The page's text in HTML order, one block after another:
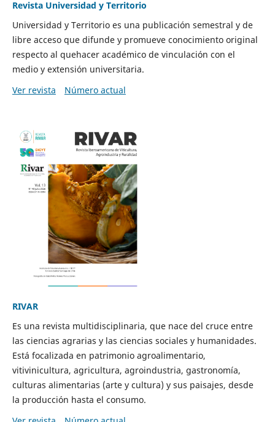
Revista Universidad y Territorio
Universidad y Territorio es una publicación semestral y de
libre acceso que difunde y promueve conocimiento original
respecto al quehacer académico de vinculación con el
medio y extensión universitaria.
Ver revista
Número actual
RIVAR
Es una revista multidisciplinaria, que nace del cruce entre
las ciencias agrarias y las ciencias sociales y humanidades.
Está focalizada en patrimonio agroalimentario,
vitivinicultura, agricultura, agroindustria, gastronomía,
culturas alimentarias (arte y cultura) y sus paisajes, desde
la producción hasta el consumo.